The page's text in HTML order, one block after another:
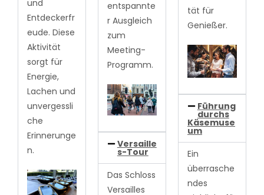
und
Entdeckerfr
eude. Diese
Aktivität
sorgt für
Energie,
Lachen und
unvergessli
che
Erinnerunge
n.
entspannte
r Ausgleich
zum
Meeting-
Programm.
Versaille
s-Tour
Das Schloss
Versailles
tät für
Genießer.
Führung
durchs
Käsemuse
um
Ein
überrasche
ndes